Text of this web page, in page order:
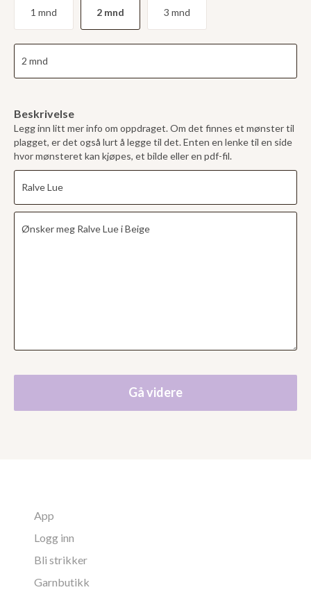
1 mnd 2 mnd 3 mnd
Beskrivelse
Legg inn litt mer info om oppdraget. Om det finnes et mønster til
plagget, er det også lurt å legge til det. Enten en lenke til en side
hvor mønsteret kan kjøpes, et bilde eller en pdf-fil.
Gå videre
App
Logg inn
Bli strikker
Garnbutikk